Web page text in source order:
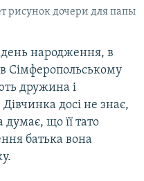
рисунок дочери для папы
день народження, в
Сімферопольському
дружина і
досі не знає,
думає, що її тато
батька вона